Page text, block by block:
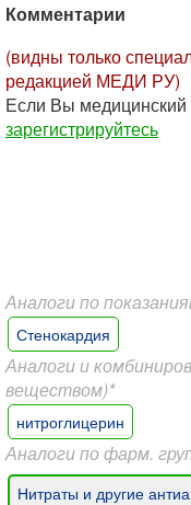
Комментарии
(видны только
редакцией МЕДИ РУ)
Если Вы медицинский
зарегистрируйтесь
Аналоги по
Стенокардия
Аналоги и
веществом)*
нитроглицерин
Аналоги по фарм.
Нитраты и другие